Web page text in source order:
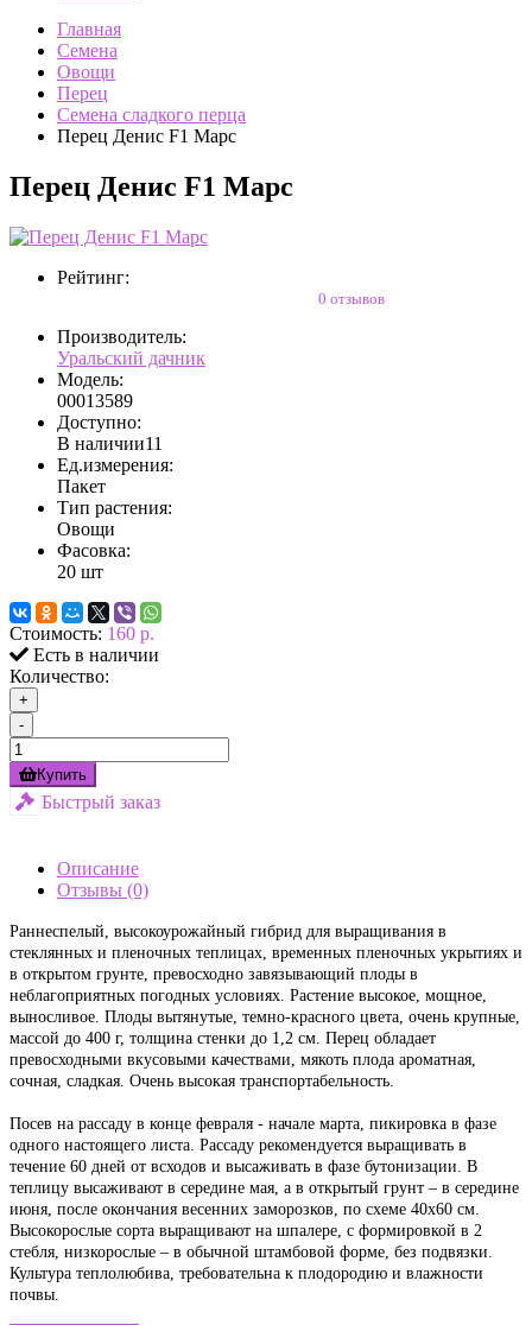
Главная
Семена
Овощи
Перец
Семена сладкого перца
Перец Денис F1 Марс
Перец Денис F1 Марс
Рейтинг:
0 отзывов
Производитель:
Уральский дачник
Модель:
00013589
Доступно:
В наличии11
Ед.измерения:
Пакет
Тип растения:
Овощи
Фасовка:
20 шт
Стоимость: 160 р.
Есть в наличии
Количество:
+
-
Купить
Быстрый заказ
Описание
Отзывы (0)
Раннеспелый, высокоурожайный гибрид для выращивания в
стеклянных и пленочных теплицах, временных пленочных укрытиях и
в открытом грунте, превосходно завязывающий плоды в
неблагоприятных погодных условиях. Растение высокое, мощное,
выносливое. Плоды вытянутые, темно-красного цвета, очень крупные,
массой до 400 г, толщина стенки до 1,2 см. Перец обладает
превосходными вкусовыми качествами, мякоть плода ароматная,
сочная, сладкая. Очень высокая транспортабельность.
Посев на рассаду в конце февраля - начале марта, пикировка в фазе
одного настоящего листа. Рассаду рекомендуется выращивать в
течение 60 дней от всходов и высаживать в фазе бутонизации. В
теплицу высаживают в середине мая, а в открытый грунт – в середине
июня, после окончания весенних заморозков, по схеме 40х60 см.
Высокорослые сорта выращивают на шпалере, с формировкой в 2
стебля, низкорослые – в обычной штамбовой форме, без подвязки.
Культура теплолюбива, требовательна к плодородию и влажности
почвы.